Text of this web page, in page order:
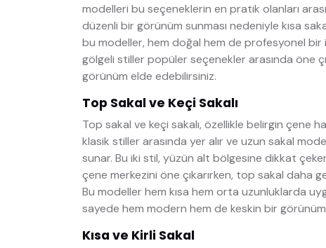
modelleri bu seçeneklerin en pratik olanları
düzenli bir görünüm sunması nedeniyle kısa
bu modeller, hem doğal hem de profesyonel bir
gölgeli stiller popüler seçenekler arasında öne
görünüm elde edebilirsiniz.
Top Sakal ve Keçi Sakalı
Top sakal ve keçi sakalı, özellikle belirgin çene
klasik stiller arasında yer alır ve uzun sakal
sunar. Bu iki stil, yüzün alt bölgesine dikkat
çene merkezini öne çıkarırken, top sakal daha
Bu modeller hem kısa hem orta uzunluklarda
sayede hem modern hem de keskin bir
Kısa ve Kirli Sakal